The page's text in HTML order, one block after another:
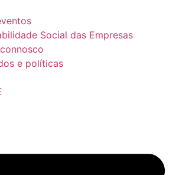
Social das Empresas
e políticas